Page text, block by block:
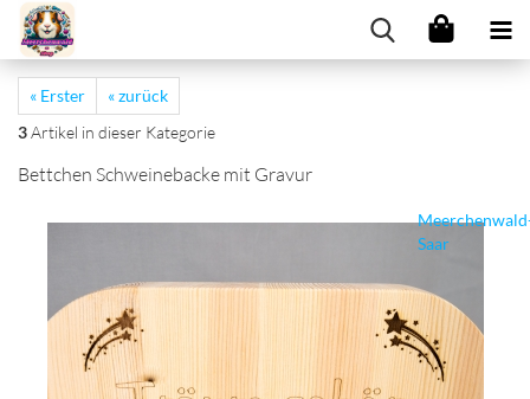
« Erster
« zurück
3Artikel in dieser Kategorie
Bettchen Schweinebacke mit Gravur
Saar